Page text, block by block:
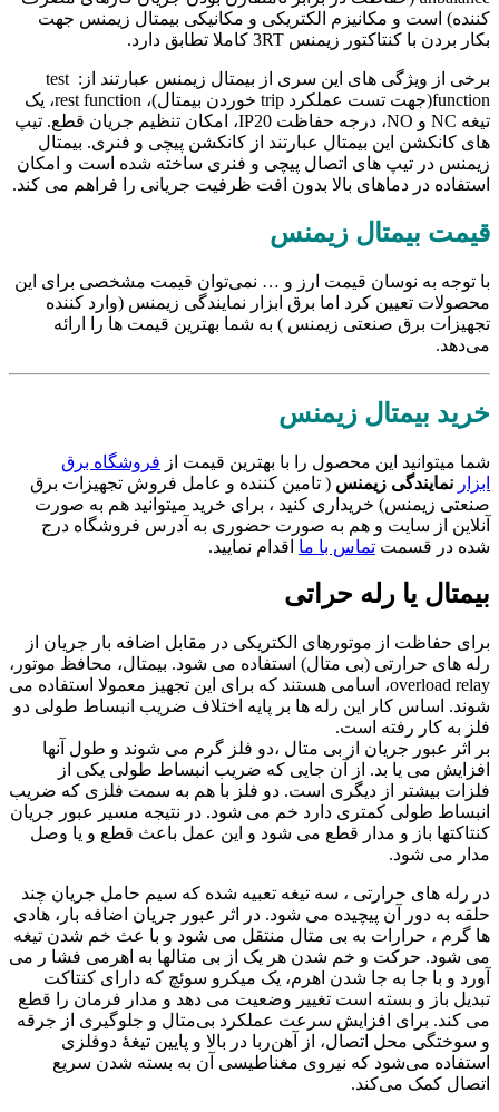
کننده) است و مکانیزم الکتریکی و مکانیکی بیمتال زیمنس جهت
بکار بردن با کنتاکتور زیمنس 3RT کاملا تطابق دارد.
برخی از ویژگی های این سری از بیمتال زیمنس عبارتند از: test
function(جهت تست عملکرد trip خوردن بیمتال)، rest function، یک
تیغه NC و NO، درجه حفاظت IP20، امکان تنظیم جریان قطع. تیپ
های کانکشن این بیمتال عبارتند از کانکشن پیچی و فنری. بیمتال
زیمنس در تیپ های اتصال پیچی و فنری ساخته شده است و امکان
استفاده در دماهای بالا بدون افت ظرفیت جریانی را فراهم می کند.
قیمت بیمتال زیمنس
با توجه به نوسان قیمت ارز و … نمی‌توان قیمت مشخصی برای این
محصولات تعیین کرد اما برق ابزار نمایندگی زیمنس (وارد کننده
تجهیزات برق صنعتی زیمنس ) به شما بهترین قیمت ها را ارائه
می‌دهد.
خرید بیمتال زیمنس
شما میتوانید این محصول را با بهترین قیمت از فروشگاه برق
ابزار نمایندگی زیمنس ( تامین کننده و عامل فروش تجهیزات برق
صنعتی زیمنس) خریداری کنید ، برای خرید میتوانید هم به صورت
آنلاین از سایت و هم به صورت حضوری به آدرس فروشگاه درج
شده در قسمت تماس با ما اقدام نمایید.
بیمتال یا رله حراتی
برای حفاظت از موتورهای الکتریکی در مقابل اضافه بار جریان از
رله های حرارتی (بی متال) استفاده می شود. بیمتال، محافظ موتور،
overload relay، اسامی هستند که برای این تجهیز معمولا استفاده می
شوند. اساس کار این رله ها بر پایه اختلاف ضریب انبساط طولی دو
فلز به کار رفته است.
بر اثر عبور جریان از بی متال ،دو فلز گرم می شوند و طول آنها
افزایش می یا بد. از آن جایی که ضریب انبساط طولی یکی از
فلزات بیشتر از دیگری است. دو فلز با هم به سمت فلزی که ضریب
انبساط طولی کمتری دارد خم می شود. در نتیجه مسیر عبور جریان
کنتاکتها باز و مدار قطع می شود و این عمل باعث قطع و یا وصل
مدار می شود.
در رله های حرارتی ، سه تیغه تعبیه شده که سیم حامل جریان چند
حلقه به دور آن پیچیده می شود. در اثر عبور جریان اضافه بار، هادی
ها گرم ، حرارات به بی متال منتقل می شود و با عث خم شدن تیغه
می شود. حرکت و خم شدن هر یک از بی متالها به اهرمی فشا ر می
آورد و با جا به جا شدن اهرم، یک میکرو سوئچ که دارای کنتاکت
تبدیل باز و بسته است تغییر وضعیت می دهد و مدار فرمان را قطع
می کند. برای افزایش سرعت عملکرد بی‌متال و جلوگیری از جرقه
و سوختگی محل اتصال، از آهن‌ربا در بالا و پایین تیغهٔ دوفلزی
استفاده می‌شود که نیروی مغناطیسی آن به بسته شدن سریع
اتصال کمک می‌کند.